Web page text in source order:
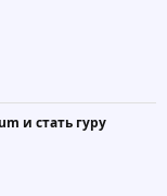
и стать гуру